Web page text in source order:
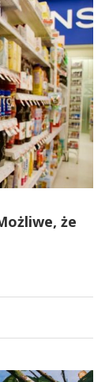
że